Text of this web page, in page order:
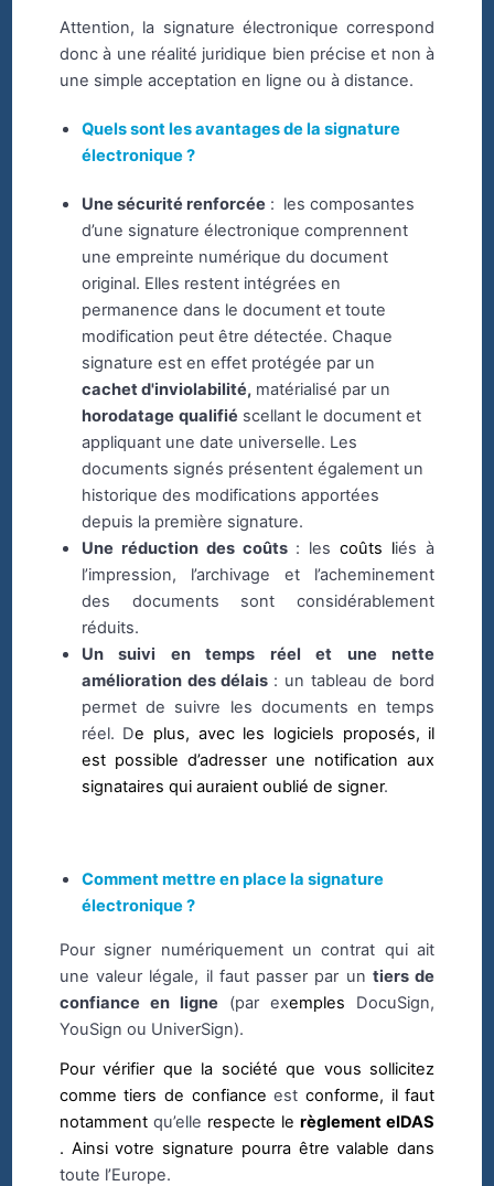
Attention, la signature électronique correspond
donc à une réalité juridique bien précise et non à
une simple acceptation en ligne ou à distance.
Quels sont les avantages de la signature
électronique ?
Une sécurité renforcée : les composantes
d’une signature électronique comprennent
une empreinte numérique du document
original. Elles restent intégrées en
permanence dans le document et toute
modification peut être détectée. Chaque
signature est en effet protégée par un
cachet d'inviolabilité,matérialisé par un
horodatage qualifié scellant le document et
appliquant une date universelle. Les
documents signés présentent également un
historique des modifications apportées
depuis la première signature.
Une réduction des coûts : lescoûts liés à
l’impression, l’archivage et l’acheminement
des documents sont considérablement
réduits.
Un suivi en temps réel et une nette
amélioration des délais : un tableau de bord
permet de suivre les documents en temps
réel. De plus, avec les logiciels proposés, il
est possible d’adresser une notification aux
signataires qui auraient oublié de signer.
Comment mettre en place la signature
électronique ?
Pour signer numériquement un contrat qui ait
une valeur légale, il faut passer par un tiers de
confiance en ligne (par exemples DocuSign,
YouSign ou UniverSign).
Pour vérifier que la société que vous sollicitez
comme tiers de confianceest conforme, il faut
notamment qu’elle respecte lerèglement eIDAS
. Ainsi votre signature pourra être valable dans
toute l’Europe.